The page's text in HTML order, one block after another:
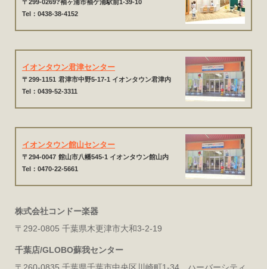
〒299-0269?袖ヶ浦市袖ケ浦駅前1-39-10
Tel：0438-38-4152
イオンタウン君津センター
〒299-1151 君津市中野5-17-1 イオンタウン君津内
Tel：0439-52-3311
イオンタウン館山センター
〒294-0047 館山市八幡545-1 イオンタウン館山内
Tel：0470-22-5661
株式会社コンドー楽器
〒292-0805 千葉県木更津市大和3-2-19
千葉店/GLOBO蘇我センター
〒260-0835 千葉県千葉市中央区川崎町1-34 ハーバーシティ